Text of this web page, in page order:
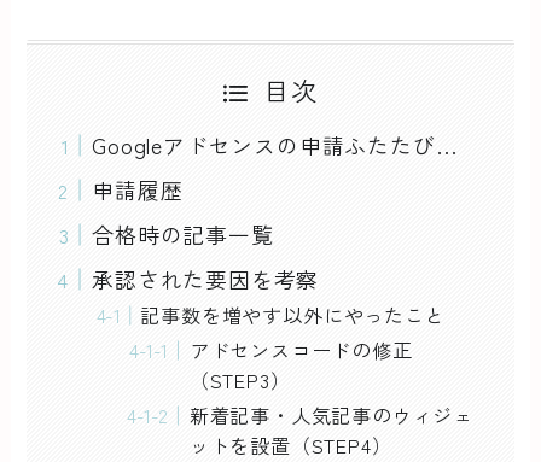
目次
Googleアドセンスの申請ふたたび…
申請履歴
合格時の記事一覧
承認された要因を考察
記事数を増やす以外にやったこと
アドセンスコードの修正
（STEP3）
新着記事・人気記事のウィジェ
ットを設置（STEP4）